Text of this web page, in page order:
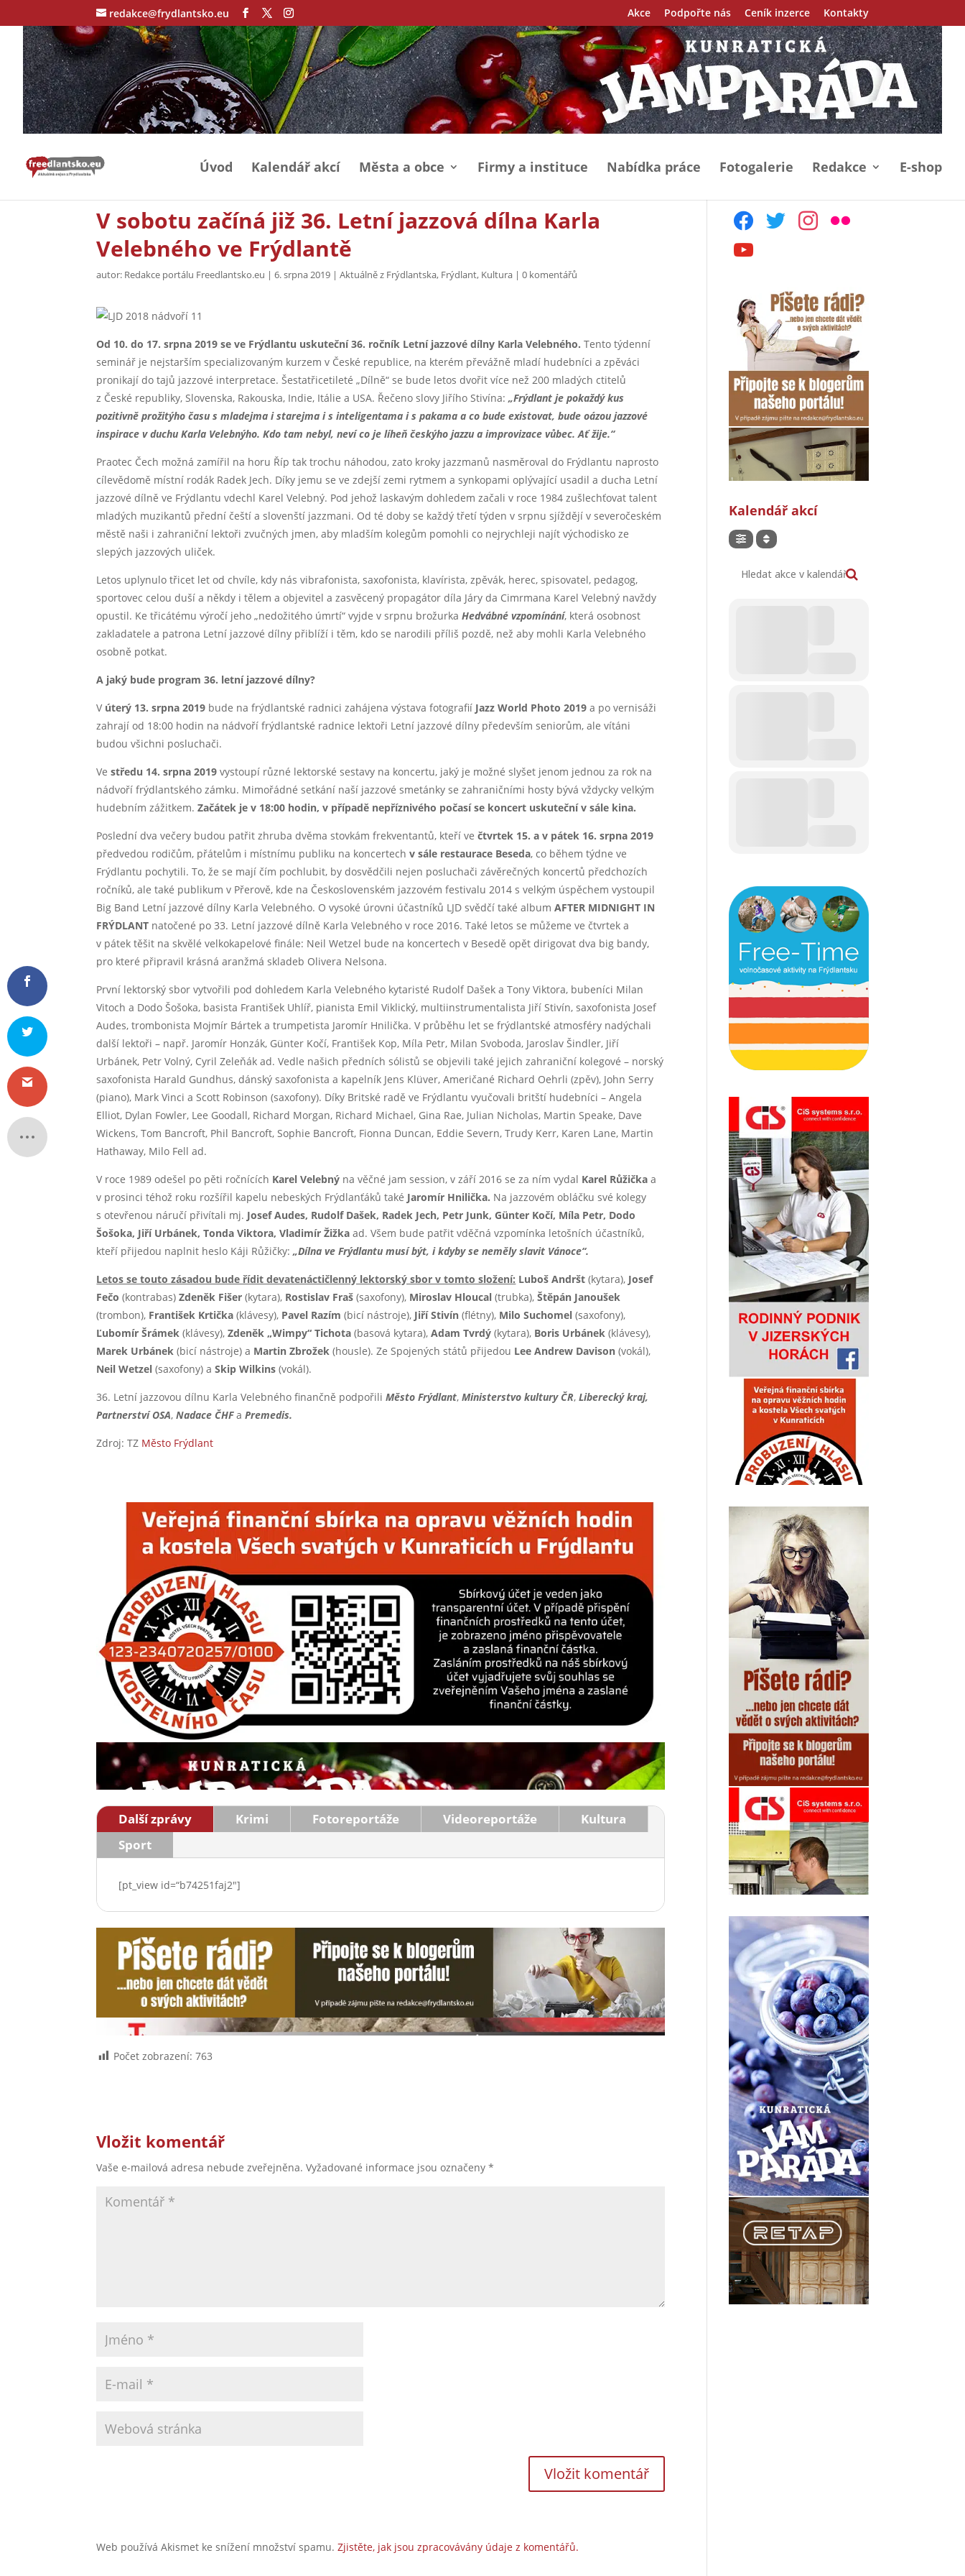
redakce@frydlantsko.eu Akce Podpořte nás Ceník inzerce Kontakty
Úvod Kalendář akcí Města a obce Firmy a instituce Nabídka práce Fotogalerie Redakce E-shop
V sobotu začíná již 36. Letní jazzová dílna Karla
Velebného ve Frýdlantě
autor: Redakce portálu Freedlantsko.eu |6. srpna 2019 |Aktuálně z Frýdlantska, Frýdlant, Kultura |0 komentářů
Od 10. do 17. srpna 2019 se ve Frýdlantu uskuteční 36. ročník Letní jazzové dílny Karla Velebného. Tento týdenní
seminář je nejstarším specializovaným kurzem v České republice, na kterém převážně mladí hudebníci a zpěváci
pronikají do tajů jazzové interpretace. Šestatřicetileté „Dílně“ se bude letos dvořit více než 200 mladých ctitelů
z České republiky, Slovenska, Rakouska, Indie, Itálie a USA. Řečeno slovy Jiřího Stivína:„Frýdlant je pokaždý kus
pozitivně prožitýho času s mladejma i starejma i s inteligentama i s pakama a co bude existovat, bude oázou jazzové
inspirace v duchu Karla Velebnýho. Kdo tam nebyl, neví co je líheň českýho jazzu a improvizace vůbec. Ať žije.“
Praotec Čech možná zamířil na horu Říp tak trochu náhodou, zato kroky jazzmanů nasměroval do Frýdlantu naprosto
cílevědomě místní rodák Radek Jech. Díky jemu se ve zdejší zemi rytmem a synkopami oplývající usadil a ducha Letní
jazzové dílně ve Frýdlantu vdechl Karel Velebný. Pod jehož laskavým dohledem začali v roce 1984 zušlechťovat talent
mladých muzikantů přední čeští a slovenští jazzmani. Od té doby se každý třetí týden v srpnu sjíždějí v severočeském
městě naši i zahraniční lektoři zvučných jmen, aby mladším kolegům pomohli co nejrychleji najít východisko ze
slepých jazzových uliček.
Letos uplynulo třicet let od chvíle, kdy nás vibrafonista, saxofonista, klavírista, zpěvák, herec, spisovatel, pedagog,
sportovec celou duší a někdy i tělem a objevitel a zasvěcený propagátor díla Járy da Cimrmana Karel Velebný navždy
opustil. Ke třicátému výročí jeho „nedožitého úmrtí“ vyjde v srpnu brožurkaHedvábné vzpomínání, která osobnost
zakladatele a patrona Letní jazzové dílny přiblíží i těm, kdo se narodili příliš pozdě, než aby mohli Karla Velebného
osobně potkat.
A jaký bude program 36. letní jazzové dílny?
V úterý 13. srpna 2019 bude na frýdlantské radnici zahájena výstava fotografií Jazz World Photo 2019 a po vernisáži
zahrají od 18:00 hodin na nádvoří frýdlantské radnice lektoři Letní jazzové dílny především seniorům, ale vítáni
budou všichni posluchači.
Vestředu 14. srpna 2019 vystoupí různé lektorské sestavy na koncertu, jaký je možné slyšet jenom jednou za rok na
nádvoří frýdlantského zámku. Mimořádné setkání naší jazzové smetánky se zahraničními hosty bývá vždycky velkým
hudebním zážitkem.Začátek je v 18:00 hodin, v případě nepříznivého počasí se koncert uskuteční v sále kina.
Poslední dva večery budou patřit zhruba dvěma stovkám frekventantů, kteří ve čtvrtek 15. a v pátek 16. srpna 2019
předvedou rodičům, přátelům i místnímu publiku na koncertechv sále restaurace Beseda, co během týdne ve
Frýdlantu pochytili. To, že se mají čím pochlubit, by dosvědčili nejen posluchači závěrečných koncertů předchozích
ročníků, ale také publikum v Přerově, kde na Československém jazzovém festivalu 2014 s velkým úspěchem vystoupil
Big Band Letní jazzové dílny Karla Velebného. O vysoké úrovni účastníků LJD svědčí také albumAFTER MIDNIGHT IN
FRÝDLANT natočené po 33. Letní jazzové dílně Karla Velebného v roce 2016. Také letos se můžeme ve čtvrtek a
v pátek těšit na skvělé velkokapelové finále: Neil Wetzel bude na koncertech v Besedě opět dirigovat dva big bandy,
pro které připravil krásná aranžmá skladeb Olivera Nelsona.
První lektorský sbor vytvořili pod dohledem Karla Velebného kytaristé Rudolf Dašek a Tony Viktora, bubeníci Milan
Vitoch a Dodo Šošoka, basista František Uhlíř, pianista Emil Viklický, multiinstrumentalista Jiří Stivín, saxofonista Josef
Audes, trombonista Mojmír Bártek a trumpetista Jaromír Hnilička. V průběhu let se frýdlantské atmosféry nadýchali
další lektoři – např. Jaromír Honzák, Günter Kočí, František Kop, Míla Petr, Milan Svoboda, Jaroslav Šindler, Jiří
Urbánek, Petr Volný, Cyril Zeleňák ad. Vedle našich předních sólistů se objevili také jejich zahraniční kolegové – norský
saxofonista Harald Gundhus, dánský saxofonista a kapelník Jens Klüver, Američané Richard Oehrli (zpěv), John Serry
(piano), Mark Vinci a Scott Robinson (saxofony). Díky Britské radě ve Frýdlantu vyučovali britští hudebníci – Angela
Elliot, Dylan Fowler, Lee Goodall, Richard Morgan, Richard Michael, Gina Rae, Julian Nicholas, Martin Speake, Dave
Wickens, Tom Bancroft, Phil Bancroft, Sophie Bancroft, Fionna Duncan, Eddie Severn, Trudy Kerr, Karen Lane, Martin
Hathaway, Milo Fell ad.
V roce 1989 odešel po pěti ročnících Karel Velebný na věčné jam session, v září 2016 se za ním vydal Karel Růžičkaa
v prosinci téhož roku rozšířil kapelu nebeských Frýdlanťáků také Jaromír Hnilička. Na jazzovém obláčku své kolegy
s otevřenou náručí přivítali mj. Josef Audes, Rudolf Dašek, Radek Jech, Petr Junk, Günter Kočí, Míla Petr, Dodo
Šošoka, Jiří Urbánek, Tonda Viktora, Vladimír Žižka ad. Všem bude patřit vděčná vzpomínka letošních účastníků,
kteří přijedou naplnit heslo Káji Růžičky:„Dílna ve Frýdlantu musí být, i kdyby se neměly slavit Vánoce“.
Letos se touto zásadou bude řídit devatenáctičlenný lektorský sbor v tomto složení: Luboš Andršt (kytara), Josef
Fečo (kontrabas)Zdeněk Fišer (kytara), Rostislav Fraš (saxofony), Miroslav Hloucal (trubka),Štěpán Janoušek
(trombon), František Krtička (klávesy), Pavel Razím (bicí nástroje), Jiří Stivín (flétny), Milo Suchomel (saxofony),
Ľubomír Šrámek (klávesy),Zdeněk „Wimpy“ Tichota (basová kytara),Adam Tvrdý (kytara), Boris Urbánek (klávesy),
Marek Urbánek (bicí nástroje) a Martin Zbrožek (housle). Ze Spojených států přijedou Lee Andrew Davison (vokál),
Neil Wetzel (saxofony) aSkip Wilkins (vokál).
36. Letní jazzovou dílnu Karla Velebného finančně podpořiliMěsto Frýdlant,Ministerstvo kultury ČR,Liberecký kraj,
PartnerstvíOSA,Nadace ČHFa Premedis.
Zdroj: TZ Město Frýdlant
Další zprávy Krimi Fotoreportáže Videoreportáže
Kultura
Sport
[pt_view id=“b74251faj2″]
Počet zobrazení: 763
Vložit komentář
Vaše e-mailová adresa nebude zveřejněna. Vyžadované informace jsou označeny*
Web používá Akismet ke snížení množství spamu.Zjistěte, jak jsou zpracovávány údaje z komentářů.
facebooktwitter instagram
flickr
youtube
Kalendář akcí